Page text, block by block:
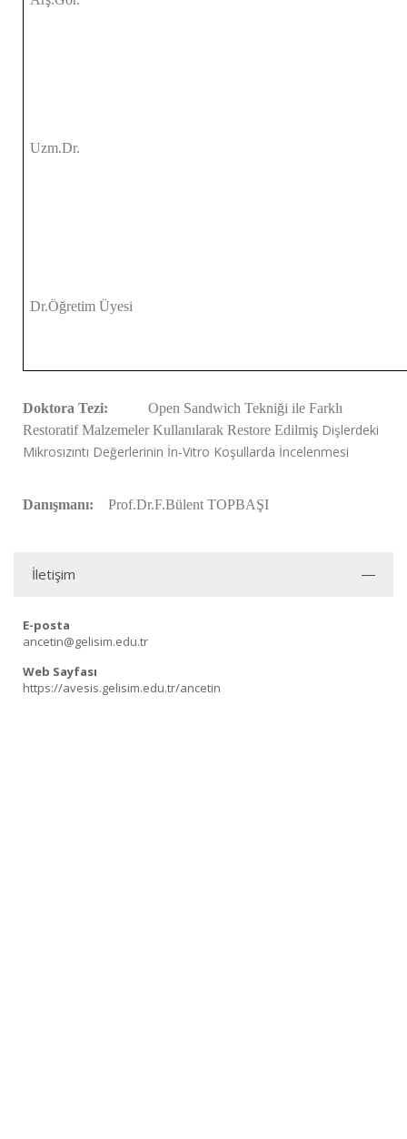
Uzm.Dr.
Dr.Öğretim Üyesi
Doktora Tezi: Open Sandwich Tekniği ile Farklı
Restoratif Malzemeler Kullanılarak Restore Edilmiş Dişlerdeki
Mikrosızıntı Değerlerinin İn-Vitro Koşullarda İncelenmesi
Danışmanı: Prof.Dr.F.Bülent TOPBAŞI
İletişim
E-posta
ancetin@gelisim.edu.tr
Web Sayfası
https://avesis.gelisim.edu.tr/ancetin